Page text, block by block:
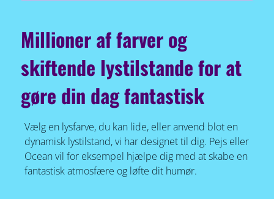
Millioner af farver og
skiftende lystilstande for at
gøre din dag fantastisk
Vælg en lysfarve, du kan lide, eller anvend blot en
dynamisk lystilstand, vi har designet til dig. Pejs eller
Ocean vil for eksempel hjælpe dig med at skabe en
fantastisk atmosfære og løfte dit humør.